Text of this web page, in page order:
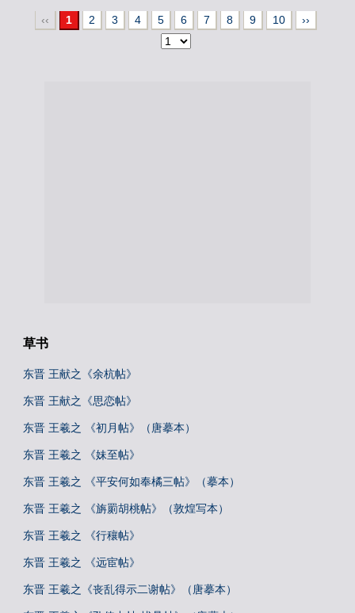
‹‹ 1 2 3 4 5 6 7 8 9 10 ››
草书
东晋 王献之《余杭帖》
东晋 王献之《思恋帖》
东晋 王羲之 《初月帖》（唐摹本）
东晋 王羲之 《妹至帖》
东晋 王羲之 《平安何如奉橘三帖》（摹本）
东晋 王羲之 《旃罽胡桃帖》（敦煌写本）
东晋 王羲之 《行穰帖》
东晋 王羲之 《远宦帖》
东晋 王羲之《丧乱得示二谢帖》（唐摹本）